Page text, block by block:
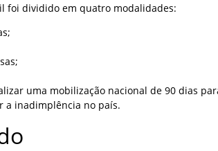
foi dividido em quatro modalidades:
uma mobilização nacional de 90 dias
a inadimplência no país.